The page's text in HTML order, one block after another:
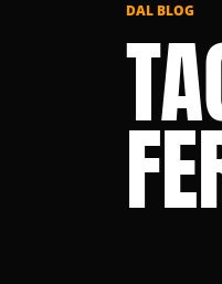
DAL BLOG